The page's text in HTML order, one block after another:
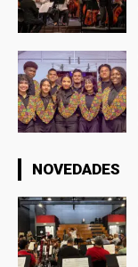
NOVEDADES